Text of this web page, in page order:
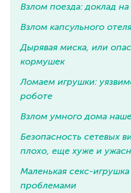
Взлом поезда: доклад
Взлом капсульного
Дырявая миска, или
кормушек
Ломаем игрушки:
роботе
Взлом умного дома
Безопасность сетевых
плохо, еще хуже и
Маленькая секс-
проблемами